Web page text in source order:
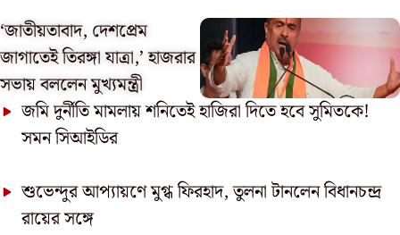
‘জাতীয়তাবাদ, দেশপ্রেম
জাগাতেই তিরঙ্গা যাত্রা,’ হাজরার
সভায় বললেন মুখ্যমন্ত্রী
জমি দুর্নীতি মামলায় শনিতেই হাজিরা দিতে হবে সুমিতকে!
সমন সিআইডির
শুভেন্দুর আপ্যায়ণে মুগ্ধ ফিরহাদ, তুলনা টানলেন বিধানচন্দ্র
রায়ের সঙ্গে